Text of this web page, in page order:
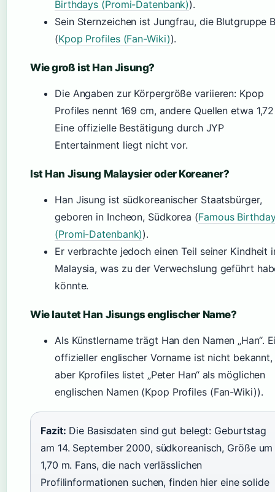
Birthdays (Promi-Datenbank)).
Sein Sternzeichen ist Jungfrau, die Blutgruppe
(Kpop Profiles (Fan-Wiki)).
Wie groß ist Han Jisung?
Die Angaben zur Körpergröße variieren: Kpop
Profiles nennt 169 cm, andere Quellen etwa
Eine offizielle Bestätigung durch JYP
Entertainment liegt nicht vor.
Ist Han Jisung Malaysier oder Koreaner?
Han Jisung ist südkoreanischer Staatsbürger,
geboren in Incheon, Südkorea (Famous
(Promi-Datenbank)).
Er verbrachte jedoch einen Teil seiner Kindheit
Malaysia, was zu der Verwechslung geführt
könnte.
Wie lautet Han Jisungs englischer Name?
Als Künstlername trägt Han den Namen „Han“.
offizieller englischer Vorname ist nicht bekannt,
aber Kprofiles listet „Peter Han“ als möglichen
englischen Namen (Kpop Profiles (Fan-Wiki)).
Fazit: Die Basisdaten sind gut belegt: Geburtstag
am 14. September 2000, südkoreanisch, Größe um
1,70 m. Fans, die nach verlässlichen
Profilinformationen suchen, finden hier eine solide